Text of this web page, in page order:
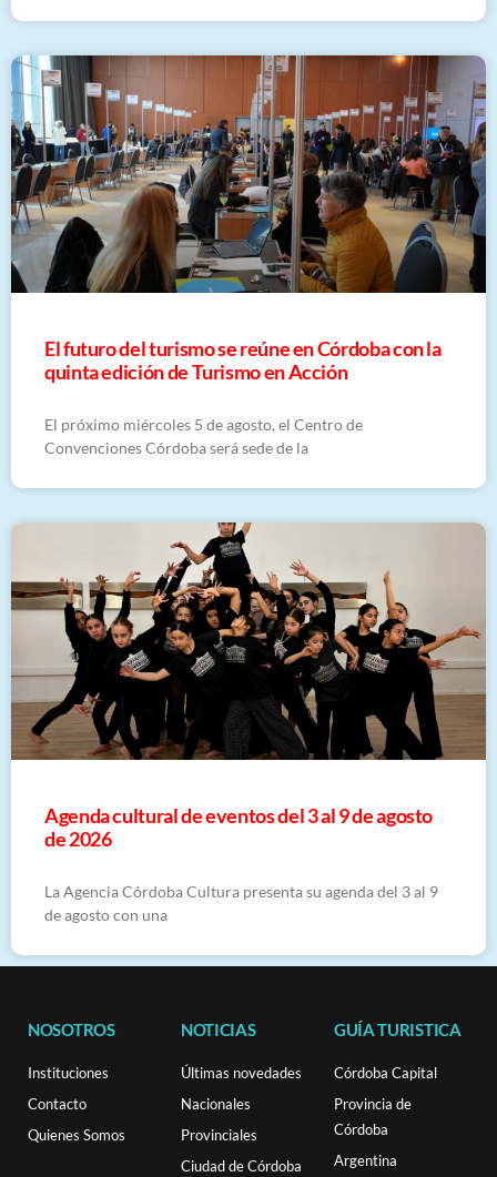
El futuro del turismo se reúne en Córdoba con la
quinta edición de Turismo en Acción
El próximo miércoles 5 de agosto, el Centro de
Convenciones Córdoba será sede de la
​Agenda cultural de eventos del 3 al 9 de agosto
de 2026
La Agencia Córdoba Cultura presenta su agenda del 3 al 9
de agosto con una
NOSOTROS
Instituciones
Contacto
Quienes Somos
NOTICIAS
Últimas novedades
Nacionales
Provinciales
Ciudad de Córdoba
GUÍA TURISTICA
Córdoba Capital
Provincia de
Córdoba
Argentina